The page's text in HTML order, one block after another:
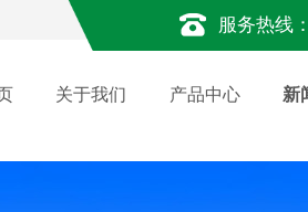
服务热线：
关于我们 产品中心 新